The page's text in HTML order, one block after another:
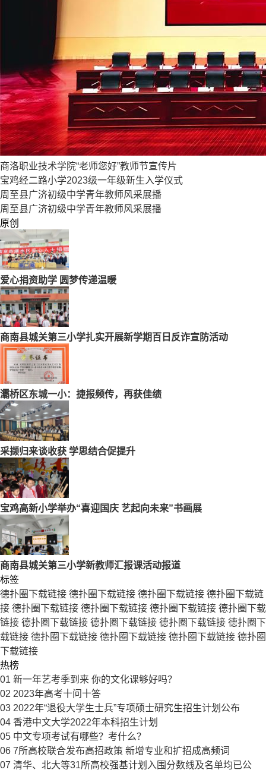
商洛职业技术学院“老师您好”教师节宣传片
宝鸡经二路小学2023级一年级新生入学仪式
周至县广济初级中学青年教师风采展播
周至县广济初级中学青年教师风采展播
原创
爱心捐资助学 圆梦传递温暖
商南县城关第三小学扎实开展新学期百日反诈宣防活动
灞桥区东城一小：捷报频传，再获佳绩
采撷归来谈收获 学思结合促提升
宝鸡高新小学举办“喜迎国庆 艺起向未来”书画展
商南县城关第三小学新教师汇报课活动报道
标签
德扑圈下载链接 德扑圈下载链接 德扑圈下载链接 德扑圈下载链
接 德扑圈下载链接 德扑圈下载链接 德扑圈下载链接 德扑圈下载
链接 德扑圈下载链接 德扑圈下载链接 德扑圈下载链接 德扑圈下
载链接 德扑圈下载链接 德扑圈下载链接 德扑圈下载链接 德扑圈
下载链接
热榜
01 新一年艺考季到来 你的文化课够好吗？
02 2023年高考十问十答
03 2022年“退役大学生士兵”专项硕士研究生招生计划公布
04 香港中文大学2022年本科招生计划
05 中文专项考试有哪些？考什么？
06 7所高校联合发布高招政策 新增专业和扩招成高频词
07 清华、北大等31所高校强基计划入围分数线及名单均已公